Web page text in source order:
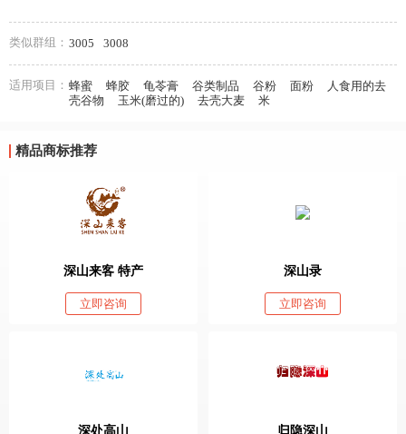
类似群组： 3005 3008
适用项目： 蜂蜜 蜂胶 龟苓膏 谷类制品 谷粉 面粉
人食用的去
壳谷物
玉米(磨过的) 去壳大麦 米
精品商标推荐
深山来客 特产
立即咨询
深山录
立即咨询
深处高山 归隐深山